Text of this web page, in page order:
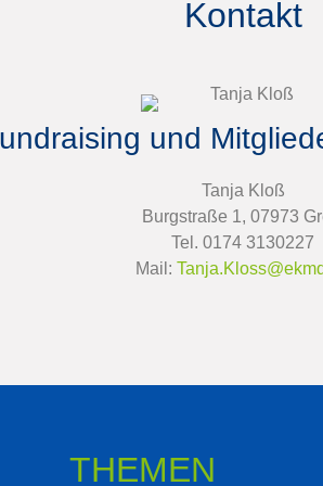
Kontakt
und
Tanja Kloß
Burgstraße 1, 07973
Tel. 0174 3130227
Mail:
THEMEN